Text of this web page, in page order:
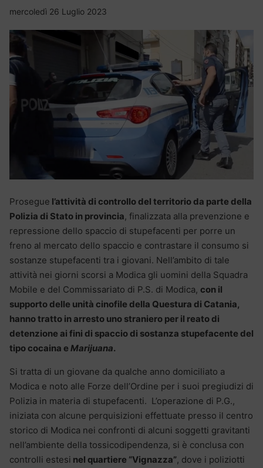
mercoledì 26 Luglio 2023
Prosegue l’attività di controllo del territorio da parte della
Polizia di Stato in provincia, finalizzata alla prevenzione e
repressione dello spaccio di stupefacenti per porre un
freno al mercato dello spaccio e contrastare il consumo si
sostanze stupefacenti tra i giovani. Nell’ambito di tale
attività nei giorni scorsi a Modica gli uomini della Squadra
Mobile e del Commissariato di P.S. di Modica, con il
supporto delle unità cinofile della Questura di Catania,
hanno tratto in arresto uno straniero per il reato di
detenzione ai fini di spaccio di sostanza stupefacente del
tipo cocaina e Marijuana.
Si tratta di un giovane da qualche anno domiciliato a
Modica e noto alle Forze dell’Ordine per i suoi pregiudizi di
Polizia in materia di stupefacenti. L’operazione di P.G.,
iniziata con alcune perquisizioni effettuate presso il centro
storico di Modica nei confronti di alcuni soggetti gravitanti
nell’ambiente della tossicodipendenza, si è conclusa con
controlli estesi nel quartiere “Vignazza”, dove i poliziotti